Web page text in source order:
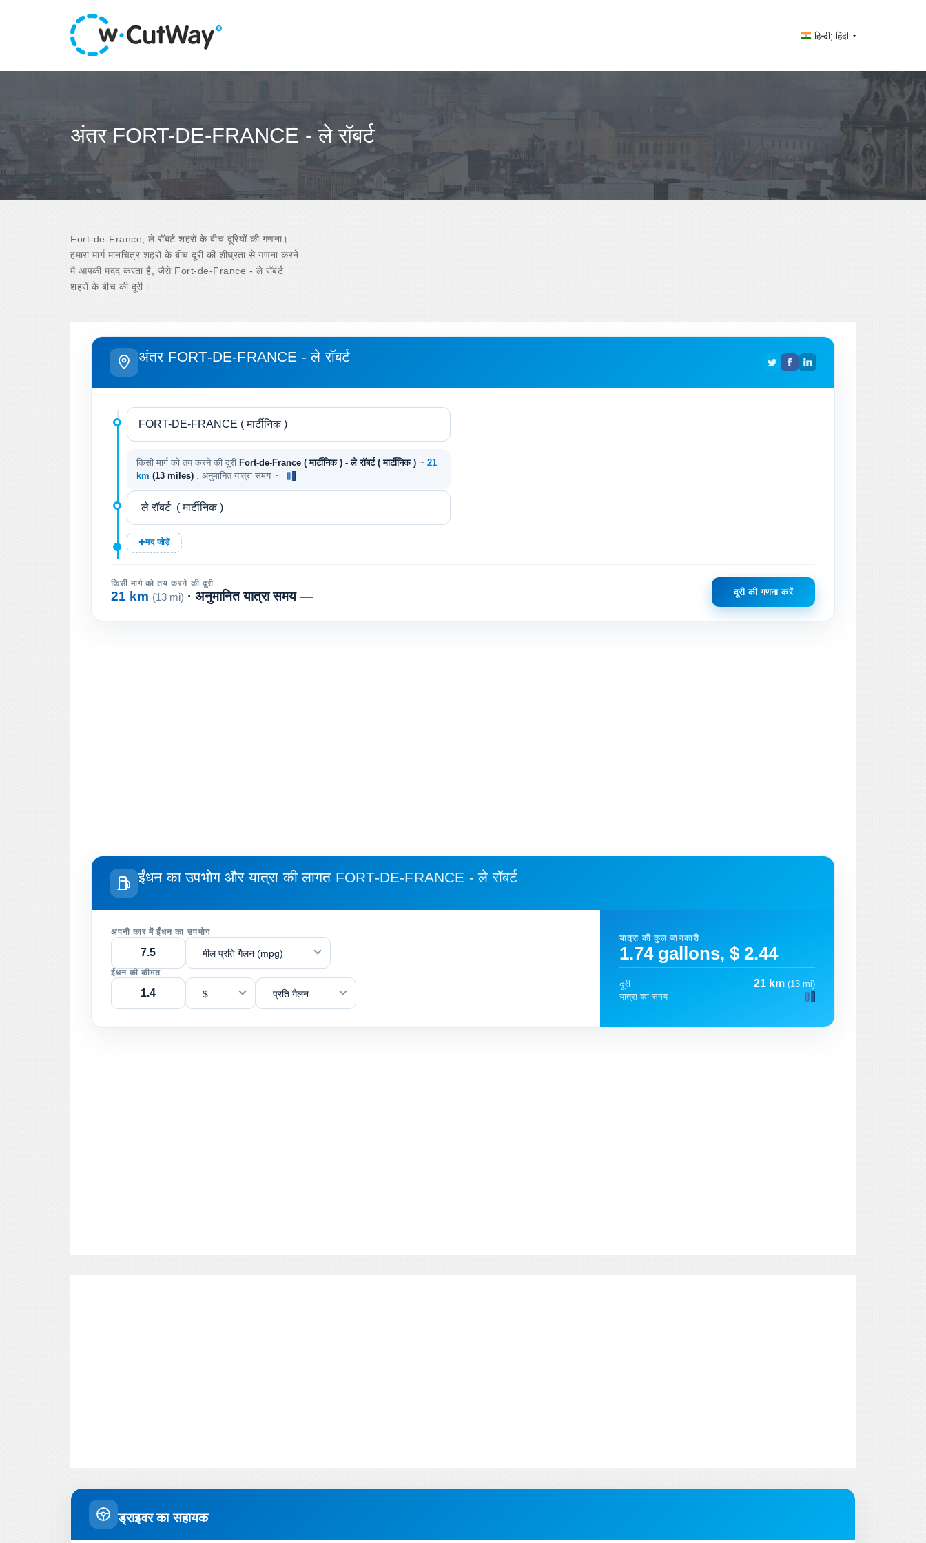
हिन्दी; हिंदी
अंतर FORT-DE-FRANCE - ले रॉबर्ट
Fort-de-France, ले रॉबर्ट शहरों के बीच दूरियों की गणना।
हमारा मार्ग मानचित्र शहरों के बीच दूरी की शीघ्रता से गणना करने
में आपकी मदद करता है, जैसे Fort-de-France - ले रॉबर्ट
शहरों के बीच की दूरी।
अंतर FORT-DE-FRANCE - ले रॉबर्ट
किसी मार्ग को तय करने की दूरी Fort-de-France ( मार्टीनिक ) - ले रॉबर्ट ( मार्टीनिक ) ~ 21
km (13 miles) . अनुमानित यात्रा समय ~
मद जोड़ें
किसी मार्ग को तय करने की दूरी
21 km (13 mi) · अनुमानित यात्रा समय— दूरी की गणना करें
ईंधन का उपभोग और यात्रा की लागत FORT-DE-FRANCE - ले रॉबर्ट
अपनी कार में ईंधन का उपभोग
मील प्रति गैलन (mpg)
ईंधन की कीमत
$ प्रति गैलन
यात्रा की कुल जानकारी
1.74 gallons, $ 2.44
दूरी 21 km (13 mi)
यात्रा का समय
ड्राइवर का सहायक